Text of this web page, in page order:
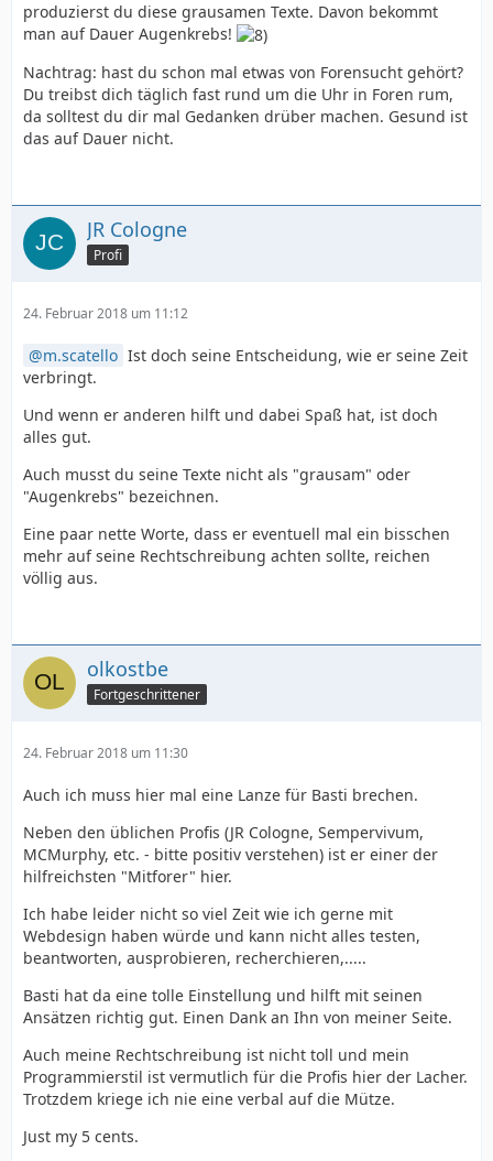
produzierst du diese grausamen Texte. Davon bekommt
man auf Dauer Augenkrebs!
Nachtrag: hast du schon mal etwas von Forensucht gehört?
Du treibst dich täglich fast rund um die Uhr in Foren rum,
da solltest du dir mal Gedanken drüber machen. Gesund ist
das auf Dauer nicht.
JR Cologne
Profi
24. Februar 2018 um 11:12
m.scatello Ist doch seine Entscheidung, wie er seine Zeit
verbringt.
Und wenn er anderen hilft und dabei Spaß hat, ist doch
alles gut.
Auch musst du seine Texte nicht als "grausam" oder
"Augenkrebs" bezeichnen.
Eine paar nette Worte, dass er eventuell mal ein bisschen
mehr auf seine Rechtschreibung achten sollte, reichen
völlig aus.
olkostbe
Fortgeschrittener
24. Februar 2018 um 11:30
Auch ich muss hier mal eine Lanze für Basti brechen.
Neben den üblichen Profis (JR Cologne, Sempervivum,
MCMurphy, etc. - bitte positiv verstehen) ist er einer der
hilfreichsten "Mitforer" hier.
Ich habe leider nicht so viel Zeit wie ich gerne mit
Webdesign haben würde und kann nicht alles testen,
beantworten, ausprobieren, recherchieren,.....
Basti hat da eine tolle Einstellung und hilft mit seinen
Ansätzen richtig gut. Einen Dank an Ihn von meiner Seite.
Auch meine Rechtschreibung ist nicht toll und mein
Programmierstil ist vermutlich für die Profis hier der Lacher.
Trotzdem kriege ich nie eine verbal auf die Mütze.
Just my 5 cents.